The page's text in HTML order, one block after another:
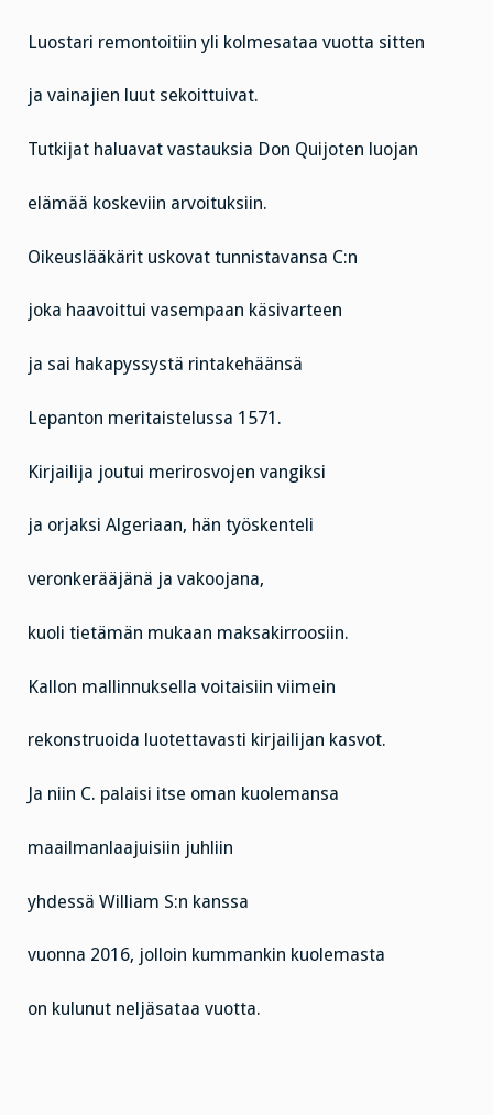
Luostari remontoitiin yli kolmesataa vuotta sitten
ja vainajien luut sekoittuivat.
Tutkijat haluavat vastauksia Don Quijoten luojan
elämää koskeviin arvoituksiin.
Oikeuslääkärit uskovat tunnistavansa C:n
joka haavoittui vasempaan käsivarteen
ja sai hakapyssystä rintakehäänsä
Lepanton meritaistelussa 1571.
Kirjailija joutui merirosvojen vangiksi
ja orjaksi Algeriaan, hän työskenteli
veronkerääjänä ja vakoojana,
kuoli tietämän mukaan maksakirroosiin.
Kallon mallinnuksella voitaisiin viimein
rekonstruoida luotettavasti kirjailijan kasvot.
Ja niin C. palaisi itse oman kuolemansa
maailmanlaajuisiin juhliin
yhdessä William S:n kanssa
vuonna 2016, jolloin kummankin kuolemasta
on kulunut neljäsataa vuotta.